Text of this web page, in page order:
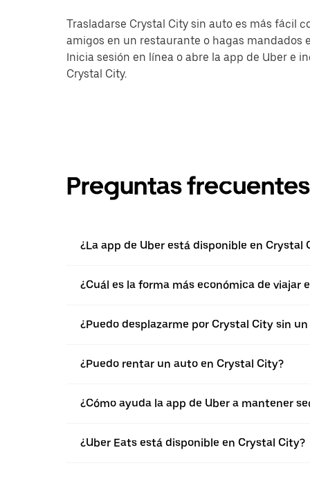
Trasladarse Crystal City sin auto es más fácil
amigos en un restaurante o hagas mandados
Inicia sesión en línea o abre la app de Uber e
Crystal City.
Preguntas frecuentes
¿La app de Uber está disponible en Crystal
¿Cuál es la forma más económica de viajar
¿Puedo desplazarme por Crystal City sin
¿Puedo rentar un auto en Crystal City?
¿Cómo ayuda la app de Uber a mantener
¿Uber Eats está disponible en Crystal City?